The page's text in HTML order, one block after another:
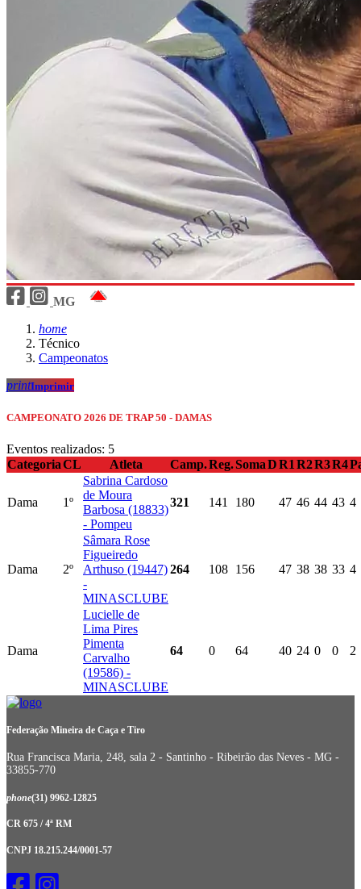
MG
home
Técnico
Campeonatos
printImprimir
CAMPEONATO 2026 DE TRAP 50 - DAMAS
Eventos realizados: 5
CategoriaCL Atleta Camp.Reg.SomaDR1 R2R3R4
Dama 1º
Sabrina Cardoso
de Moura
Barbosa (18833)
- Pompeu
321 141 180 47 46 44 43 4
Dama 2º
Sâmara Rose
Figueiredo
Arthuso (19447)
-
MINASCLUBE
264 108 156 47 38 38 33 4
Dama
Lucielle de
Lima Pires
Pimenta
Carvalho
(19586) -
MINASCLUBE
64 0 64 40 24 0 0 2
Federação Mineira de Caça e Tiro
Rua Francisca Maria, 248, sala 2 - Santinho - Ribeirão das Neves - MG -
33855-770
phone(31) 9962-12825
CR 675 / 4ª RM
CNPJ 18.215.244/0001-57